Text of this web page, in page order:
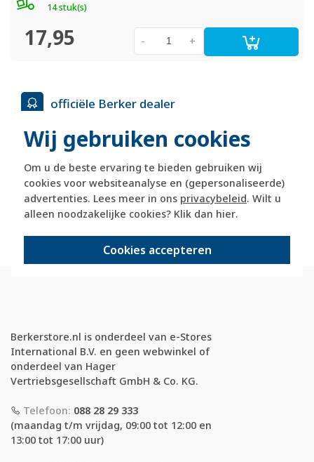
Wij gebruiken cookies
Om u de beste ervaring te bieden gebruiken wij
cookies voor websiteanalyse en (gepersonaliseerde)
advertenties. Lees meer in ons privacybeleid. Wilt u
alleen noodzakelijke cookies? Klik dan hier.
Cookies accepteren
14 stuk(s)
17,95 +
-
officiële Berker dealer
365 dagen retourrecht
veilig kopen met kopersbescherming
voor 21u besteld, morgen in huis*
Berkerstore.nl is onderdeel van e-Stores
International B.V. en geen webwinkel of
onderdeel van Hager
Vertriebsgesellschaft GmbH & Co. KG.
Telefoon: 088 28 29 333
(maandag t/m vrijdag, 09:00 tot 12:00 en
13:00 tot 17:00 uur)